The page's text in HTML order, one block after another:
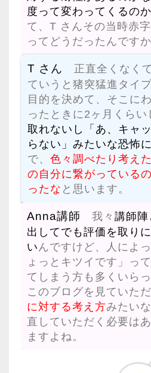
度って変わってくるの
て、T さんその当時赤
ってどうだったんですか
T さん 正直全くなく
ていうと猪突猛進タイ
目的を決めて、そこに
ったときに2ヶ月くらい
取れないし「あ、キャ
らない」みたいな恐怖
で、 色々調べたり考え
の自分に繋がっている
ったな と思います。
Anna講師 我々 講師陣
出してでも評価を取り
いんですけど、人によ
ょっとキツイです」っ
てしまう方も多くいら
このブログを見ていただ
に対する考え方みたい
直していただく必要は
ますよね。